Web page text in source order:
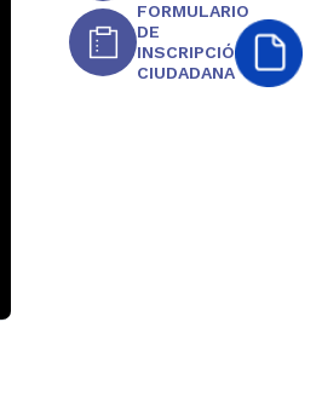
FORMULARIO
DE
INSCRIPCIÓN
CIUDADANA